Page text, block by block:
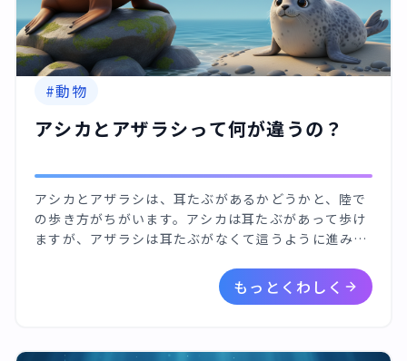
#動物
アシカとアザラシって何が違うの？
アシカとアザラシは、耳たぶがあるかどうかと、陸で
の歩き方がちがいます。アシカは耳たぶがあって歩け
ますが、アザラシは耳たぶがなくて這うように進みま
もっとくわしく